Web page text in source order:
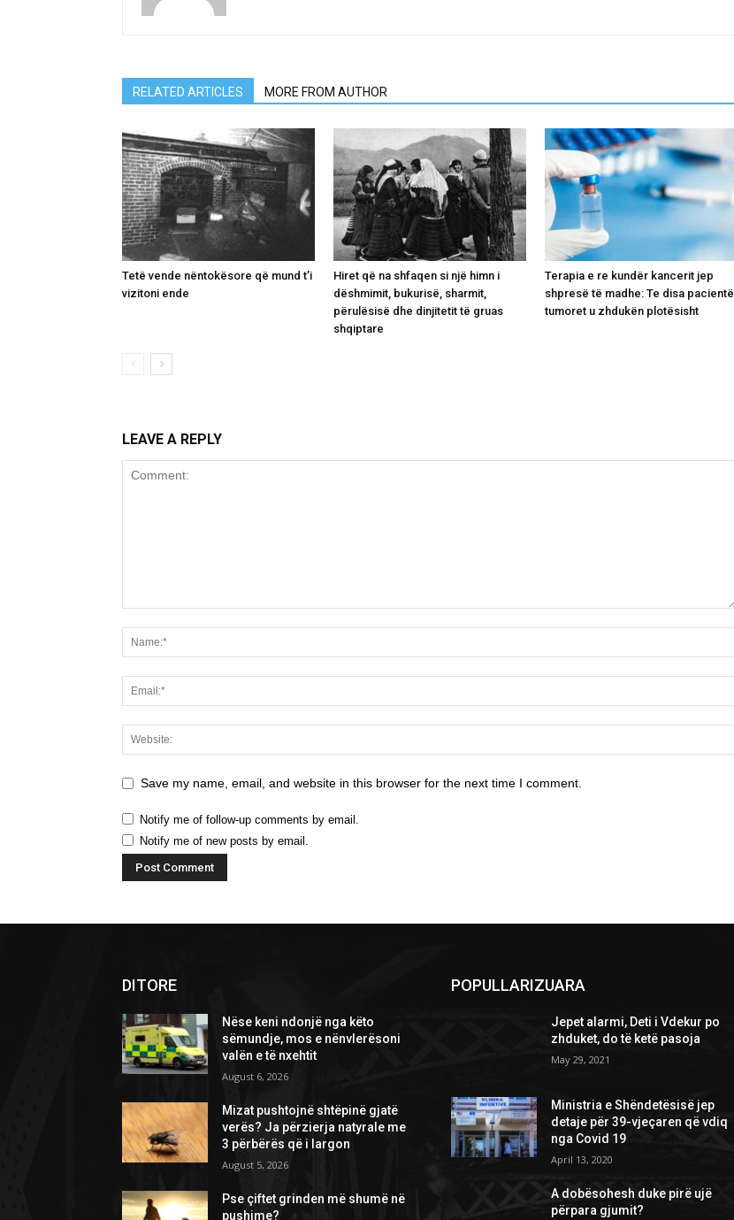
RELATED ARTICLES MORE FROM AUTHOR
Tetë vende nëntokësore që mund t’i
vizitoni ende
Hiret që na shfaqen si një himn i
dëshmimit, bukurisë, sharmit,
përulësisë dhe dinjitetit të gruas
shqiptare
Terapia e re kundër kancerit jep
shpresë të madhe: Te disa pacientë
tumoret u zhdukën plotësisht
LEAVE A REPLY
Save my name, email, and website in this browser for the next time I comment.
Notify me of follow-up comments by email.
Notify me of new posts by email.
DITORE
Nëse keni ndonjë nga këto
sëmundje, mos e nënvlerësoni
valën e të nxehtit
August 6, 2026
Mizat pushtojnë shtëpinë gjatë
verës? Ja përzierja natyrale me
3 përbërës që i largon
August 5, 2026
Pse çiftet grinden më shumë në
pushime?
POPULLARIZUARA
Jepet alarmi, Deti i Vdekur po
zhduket, do të ketë pasoja
May 29, 2021
Ministria e Shëndetësisë jep
detaje për 39-vjeçaren që vdiq
nga Covid 19
April 13, 2020
A dobësohesh duke pirë ujë
përpara gjumit?